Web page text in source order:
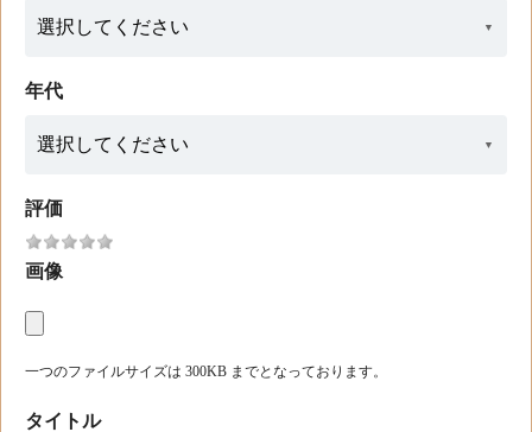
年代
評価
画像
一つのファイルサイズは 300KB までとなっております。
タイトル